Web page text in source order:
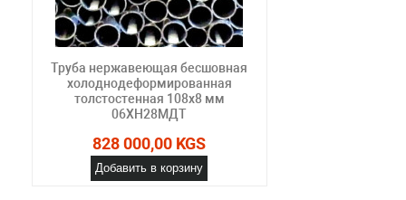
Труба нержавеющая бесшовная
холоднодеформированная
толстостенная 108х8 мм
06ХН28МДТ
828 000,00 KGS
Добавить в корзину